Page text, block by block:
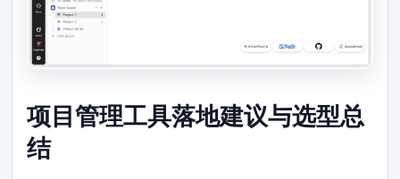
项目管理工具落地建议与选型总
结